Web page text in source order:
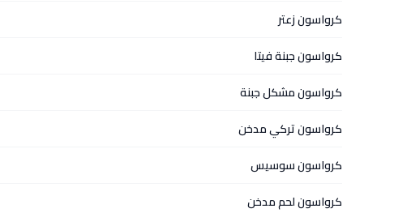
كرواسون زعتر
كرواسون جبنة فيتا
كرواسون مشكل جبنة
كرواسون تركي مدخن
كرواسون سوسيس
كرواسون لحم مدخن